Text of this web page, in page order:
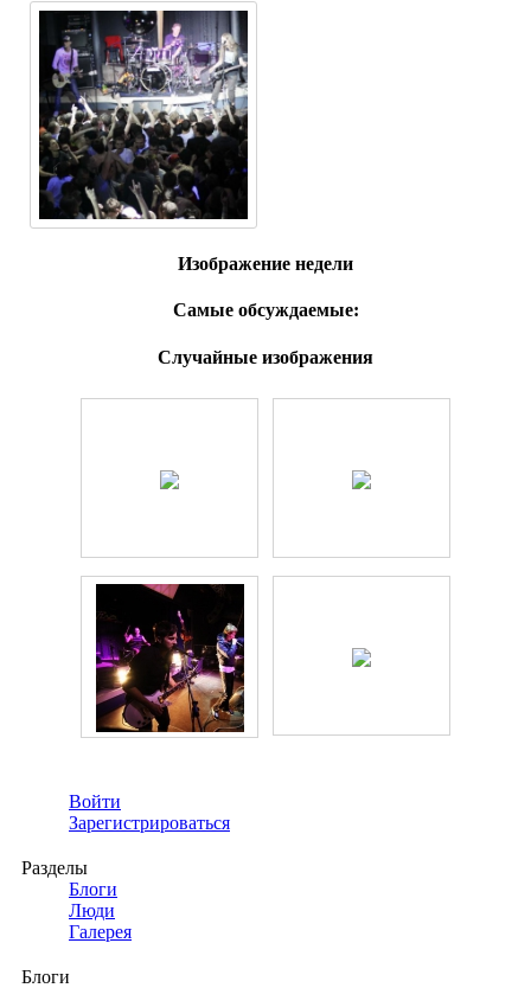
Изображение недели
Самые обсуждаемые:
Случайные изображения
Войти
Зарегистрироваться
Разделы
Блоги
Люди
Галерея
Блоги